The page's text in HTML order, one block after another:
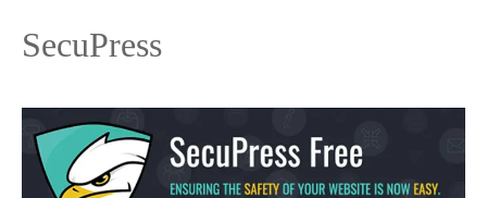
SecuPress